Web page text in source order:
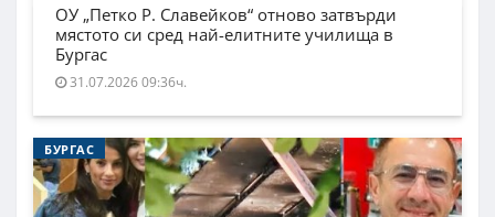
ОУ „Петко Р. Славейков“ отново затвърди
мястото си сред най-елитните училища в
Бургас
31.07.2026 09:36ч.
БУРГАС